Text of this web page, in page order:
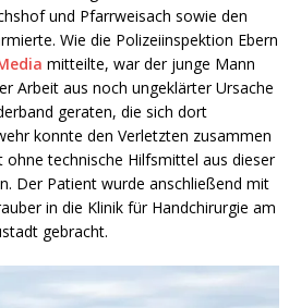
und Pfarrweisach sowie den
Wie die Polizeiinspektion Ebern
mitteilte, war der junge Mann
Arbeit aus noch ungeklärter Ursache
geraten, die sich dort
konnte den Verletzten zusammen
technische Hilfsmittel aus dieser
Der Patient wurde anschließend mit
in die Klinik für Handchirurgie am
gebracht.